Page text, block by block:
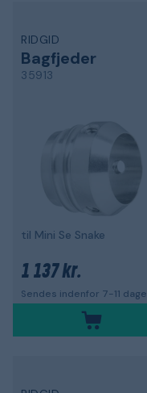
RIDGID
Bagfjeder
35913
til Mini Se Snake
1 137 kr.
Sendes indenfor 7-11 dage